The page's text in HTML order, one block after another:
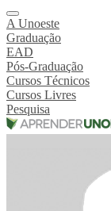
A Unoeste
Graduação
EAD
Pós-Graduação
Cursos Técnicos
Cursos Livres
Pesquisa